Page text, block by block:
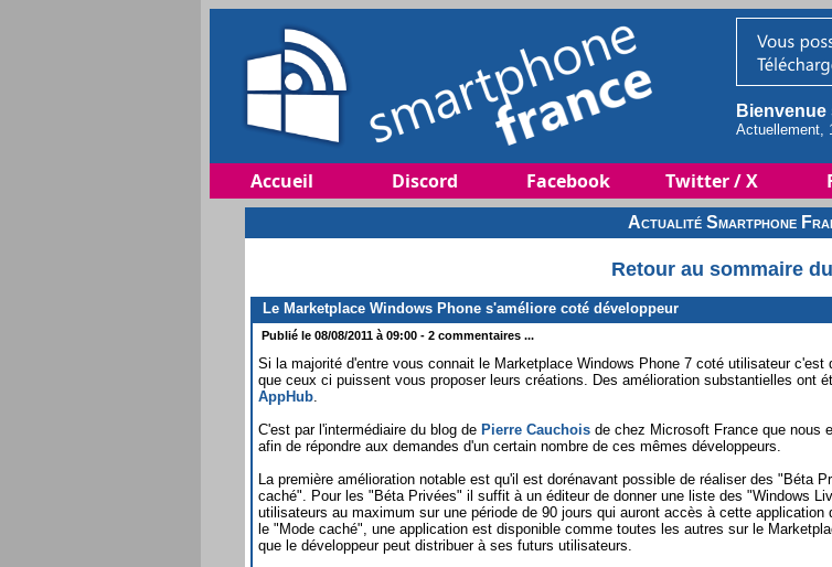
Actuellement,
Accueil Discord Facebook Twitter / X
Actualité Smartphone
Retour au sommaire
Le Marketplace Windows Phone s'améliore coté développeur
Publié le 08/08/2011 à 09:00 - 2 commentaires ...
Si la majorité d'entre vous connait le Marketplace Windows Phone 7 coté utilisateur
que ceux ci puissent vous proposer leurs créations. Des amélioration substantielles ont
AppHub
C'est par l'intermédiaire du blog de Pierre Cauchois de chez Microsoft France que nous
afin de répondre aux demandes d'un certain nombre de ces mêmes développeurs.
La première amélioration notable est qu'il est dorénavant possible de réaliser des "Béta
caché". Pour les "Béta Privées" il suffit à un éditeur de donner une liste des "Windows
utilisateurs au maximum sur une période de 90 jours qui auront accès à cette
le "Mode caché", une application est disponible comme toutes les autres sur le
que le développeur peut distribuer à ses futurs utilisateurs.